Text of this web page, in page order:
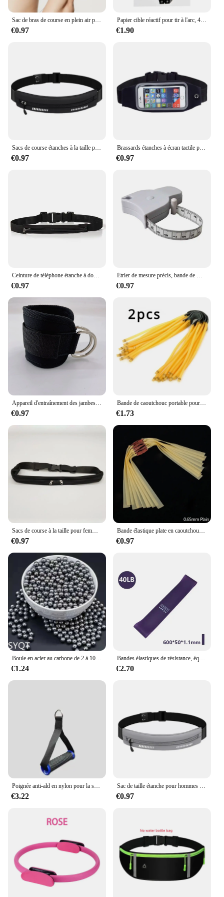
scenarios, from short jogs to long-distance races.
**A Partner for Every Run**
are available for sale, offering an attractive option
for those seeking to stock up on high-quality
running gear. The bags are not just a piece of
equipment; they are a partner for every run,
ensuring that you can carry your essentials with
Sac de bras de course en plein air pour téléphone de moins de 6.5 pouces, accessoires de sport, étui de fitness, ceinture de gymnastique
€0.97
Papier cible réactif pour tir à l'arc, 45x33cm, 5 pièces, éclaboussures de silhouette, tir amusant, accessoires d'entraînement
€1.90
Sacs de course étanches à la taille pour femmes, support de téléphone pour argent, porte-clés d'entraînement de jogging, accessoires de vélo, packs de poudres, fitness sportif
€0.97
Brassards étanches à écran tactile pour téléphone, sacs de course pour hommes et femmes, sports et fitness, accessoires de course pour smartphone 4.0-6.2"
€0.97
Ceinture de téléphone étanche à double poche, petit sac de taille, nylon décontracté, voyage, course, cyclisme, randonnée, sport, voyage, shopping
€0.97
Étrier de mesure précis, bande de mesure de la graisse corporelle, perte de poids, équipement de Fitness rétractable, règle accessoires 1 pièce
€0.97
Appareil d'entraînement des jambes et des hanches, 1 pièce, portique de fitness, dispositif de rinçage, double tension D, anneau de pied, sangle de legging, accessoires de rinçage
€0.97
Bande de caoutchouc portable pour fronde, 3 cartes, accessoires de fronde, extérieur, outils multifonctions, équipement
€1.73
Sacs de course à la taille pour femmes, support de téléphone pour le fitness, le jogging, l'entraînement, les paquets de poudres, la ceinture à clés, le vélo, les accessoires de cyclisme, l'argent
€0.97
Bande élastique plate en caoutchouc naturel pour fronde, kit de remplacement de ruban en latex pour catapulte, chasse injuste, extérieur, accessoire, 5 pièces
€0.97
Boule en acier au carbone de 2 à 10mm, pour la chasse en plein air, les tirs à la catapulte sont forts, accessoires de chasse
€1.24
Bandes élastiques de résistance, équipement de fitness, yoga, pilates, crossfit, entraînement à domicile
€2.70
Poignée anti-ald en nylon pour la salle de sport, bandes de traction, accessoire multifonction pour le fitness
€3.22
Sac de taille étanche pour hommes et femmes, marathon, course à pied, équitation en plein air, fitness, téléphone, ceinture de sport, sacs de taille, accessoires de sport
€0.97